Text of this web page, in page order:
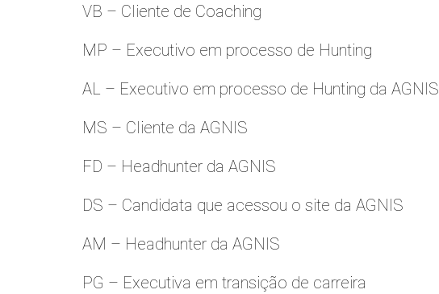
VB – Cliente de Coaching
MP – Executivo em processo de Hunting
AL – Executivo em processo de Hunting da AGNIS
MS – Cliente da AGNIS
FD – Headhunter da AGNIS
DS – Candidata que acessou o site da AGNIS
AM – Headhunter da AGNIS
PG – Executiva em transição de carreira